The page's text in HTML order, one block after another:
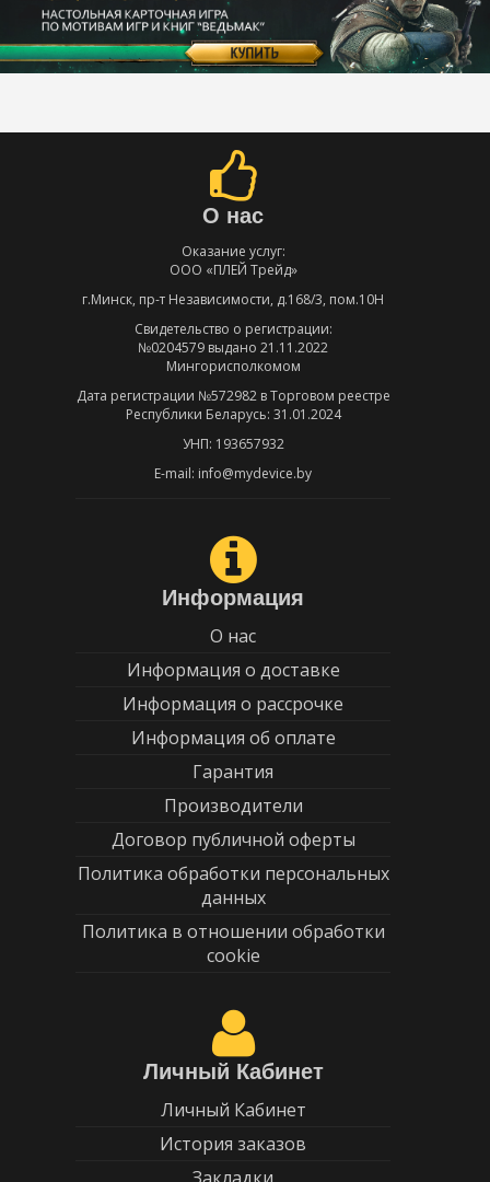
О нас
Оказание услуг:
ООО «ПЛЕЙ Трейд»
г.Минск, пр-т Независимости, д.168/3, пом.10Н
Свидетельство о регистрации:
№0204579 выдано 21.11.2022
Мингорисполкомом
Дата регистрации №572982 в Торговом реестре
Республики Беларусь: 31.01.2024
УНП: 193657932
E-mail: info@mydevice.by
Информация
О нас
Информация о доставке
Информация о рассрочке
Информация об оплате
Гарантия
Производители
Договор публичной оферты
Политика обработки персональных
данных
Политика в отношении обработки
cookie
Личный Кабинет
Личный Кабинет
История заказов